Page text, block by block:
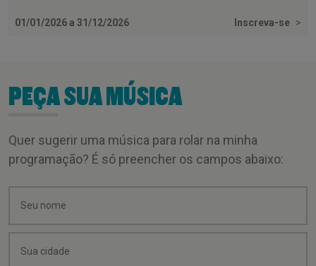
01/01/2026 a 31/12/2026 Inscreva-se >
PEÇA SUA MÚSICA
Quer sugerir uma música para rolar na minha
programação? É só preencher os campos abaixo: